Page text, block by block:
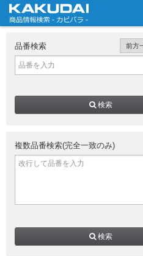
品番検索
検索
複数品番検索(完全一致のみ)
検索